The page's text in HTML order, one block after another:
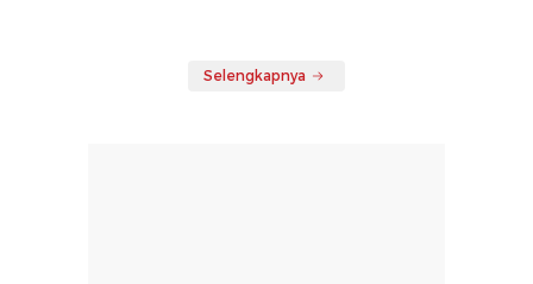
Selengkapnya